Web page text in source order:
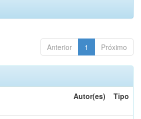
Anterior 1 Próximo
Autor(es) Tipo